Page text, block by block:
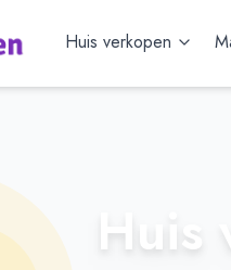
Huis verkopen
Huis